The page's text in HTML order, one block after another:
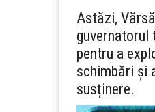
Astăzi,
pentru a
schimbări și
susținere.